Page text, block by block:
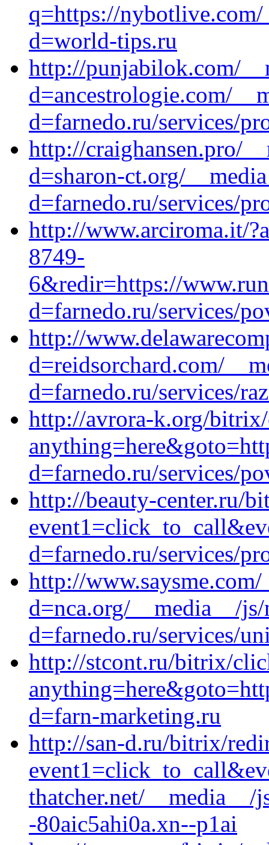
q=https://nybotlive.com/
d=world-tips.ru
http://punjabilok.com/
d=ancestrologie.com/
d=farnedo.ru/services/
http://craighansen.pro/
d=sharon-ct.org/
d=farnedo.ru/services/
http://www.arciroma.it/
8749-
6&redir=https://
d=farnedo.ru/services/
http://
d=reidsorchard.com/
d=farnedo.ru/services/
http://avrora-k.org/
d=farnedo.ru/services/
http://beauty-center.ru/
d=farnedo.ru/services/
http://
d=nca.org/__media__/
d=farnedo.ru/services/
http://stcont.ru/bitrix/
d=farn-marketing.ru
http://san-d.ru/bitrix/
thatcher.net/__media__/
-80aic5ahi0a.xn--p1ai